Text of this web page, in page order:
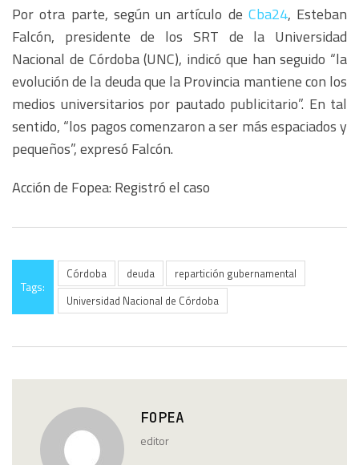
Por otra parte, según un artículo de Cba24, Esteban
Falcón, presidente de los SRT de la Universidad
Nacional de Córdoba (UNC), indicó que han seguido “la
evolución de la deuda que la Provincia mantiene con los
medios universitarios por pautado publicitario”. En tal
sentido, “los pagos comenzaron a ser más espaciados y
pequeños”, expresó Falcón.
Acción de Fopea: Registró el caso
Tags:
Córdoba deuda
repartición gubernamental
Universidad Nacional de Córdoba
FOPEA
editor